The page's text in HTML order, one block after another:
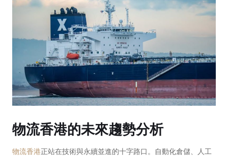
物流香港的未來趨勢分析
物流香港正站在技術與永續並進的十字路口。自動化倉儲、人工